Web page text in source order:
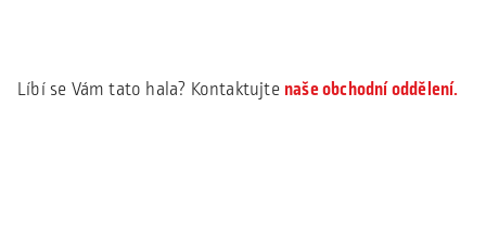
Líbí se Vám tato hala? Kontaktujte naše obchodní oddělení.